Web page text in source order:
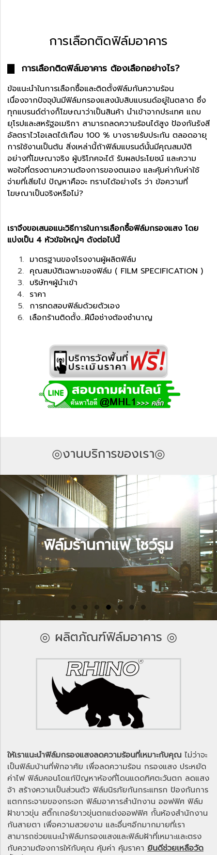
การเลือกติดฟิล์มอาคาร
การเลือกติดฟิล์มอาคาร ต้องเลือกอย่างไร?
ข้อแนะนำในการเลือกซื้อและติดตั้งฟิล์มกันความร้อน
เนื่องจากปัจจุบันมีฟิล์มกรองแสงนับสิบแบรนด์อยู่ในตลาด ซึ่ง
ทุกแบรนด์ต่างก็โฆษณาว่าเป็นสินค้า นำเข้าจากประเทศ แถบ
ยุโรปและสหรัฐอเมริกา สามารถลดความร้อนได้สูง ป้องกันรังสี
อัลตราไวโอเลตได้เกือบ 100 % บางรายรับประกัน ตลอดอายุ
การใช้งานเป็นต้น สิ่งเหล่านี้ถ้าฟิล์มแบรนด์นั้นมีคุณสมบัติ
อย่างที่โฆษณาจริง ผู้บริโภคจะได้ รับผลประโยชน์ และความ
พอใจที่ตรงตามความต้องการของตนเอง และคุ้มค่ากับค่าใช้
จ่ายที่เสียไป ปัญหาคือจะ ทราบได้อย่างไร ว่า ข้อความที่
โฆษณาเป็นจริงหรือไม่?
เราจึงขอเสนอแนะวิธีการในการเลือกซื้อฟิล์มกรองแสง โดย
แบ่งเป็น 4 หัวข้อใหญ่ๆ ดังต่อไปนี้
มาตรฐานของโรงงานผู้ผลิตฟิล์ม
คุณสมบัติเฉพาะของฟิล์ม ( FILM SPECIFICATION )
บริษัทฯผู้นำเข้า
ราคา
การทดสอบฟิล์มด้วยตัวเอง
เลือกร้านติดตั้ง...ฝีมือช่างต้องชำนาญ
◎งานบริการของเรา◎
โชว์รูม ฟิล์มนิรภั
◎ ผลิตภัณฑ์ฟิล์มอาคาร ◎
ให้เราแนะนำฟิล์มกรองแสงลดความร้อนที่เหมาะกับคุณ ไม่ว่าจะ
เป็นฟิล์มบ้านที่พักอาศัย เพื่อลดความร้อน กรองแสง ประหยัด
ค่าไฟ ฟิล์มคอนโดแก้ปัญหาห้องที่โดนแดดทิศตะวันตก ลดแสง
จ้า สร้างความเป็นส่วนตัว ฟิล์มนิรภัยกันกระแทรก ป้องกันการ
แตกกระจายของกระจก ฟิล์มอาคารสำนักงาน ออฟฟิศ ฟิล์ม
ฝ้าขาวขุ่น สติ๊กเกอร์ขาวขุ่นตกแต่งออฟฟิศ กั้นห้องสำนักงาน
กันสายตา เพื่อความสวยงาม และอื่นๆอีกมากมายที่เรา
สามารถช่วยแนะนำฟิล์มกรองแสงและฟิล์มฝ้าที่เหมาะและตรง
กับความต้องการให้กับคุณ คุ้มค่า คุ้มราคา ยินดีช่วยเหลือวัด